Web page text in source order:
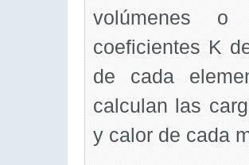
volúmenes
coeficientes K
de cada
calculan las
y calor de cada